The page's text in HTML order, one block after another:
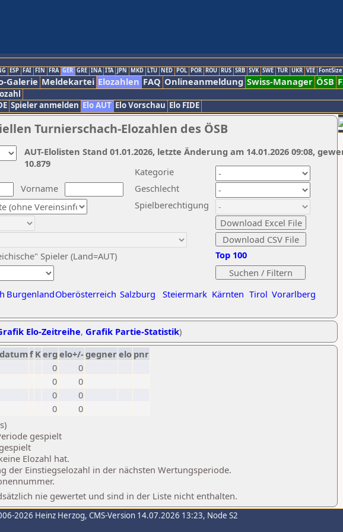
ESP FAI FIN FRA GER GRE INA ITA JPN MKD LTU NED POL POR ROU RUS SRB SVK SWE TUR UKR VIE
Galerie Meldekartei Elozahlen FAQ Onlineanmeldung Swiss-Manager ÖSB
Spieler anmelden Elo AUT Elo Vorschau Elo FIDE
Turnierschach-Elozahlen des ÖSB
Vorname
Kategorie
Geschlecht
Spieler (Land=AUT)
Spielberechtigung
BurgenlandOberösterreich Salzburg Steiermark Kärnten Tirol Vorarlberg
Top 100
AUT-Elolisten Stand 01.01.2026, letzte Änderung am 14.01.2026 09:08,
10.879
Elo-Zeitreihe, Grafik Partie-Statistik)
datumf Kerg elo+/-gegnerelo pnr
0
0
0
0
0
0
0
0
gespielt
Elozahl hat.
der Einstiegselozahl in der nächsten Wertungsperiode.
nie gewertet und sind in der Liste nicht enthalten.
2026 Heinz Herzog, CMS-Version 14.07.2026 13:23, Node S2